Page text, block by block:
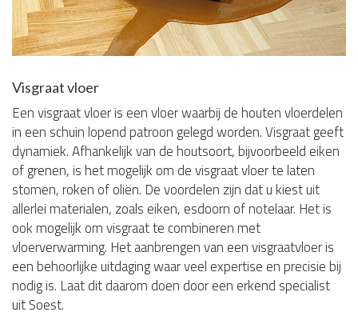
Visgraat vloer
Een visgraat vloer is een vloer waarbij de houten vloerdelen
in een schuin lopend patroon gelegd worden. Visgraat geeft
dynamiek. Afhankelijk van de houtsoort, bijvoorbeeld eiken
of grenen, is het mogelijk om de visgraat vloer te laten
stomen, roken of oliën. De voordelen zijn dat u kiest uit
allerlei materialen, zoals eiken, esdoorn of notelaar. Het is
ook mogelijk om visgraat te combineren met
vloerverwarming. Het aanbrengen van een visgraatvloer is
een behoorlijke uitdaging waar veel expertise en precisie bij
nodig is. Laat dit daarom doen door een erkend specialist
uit Soest.